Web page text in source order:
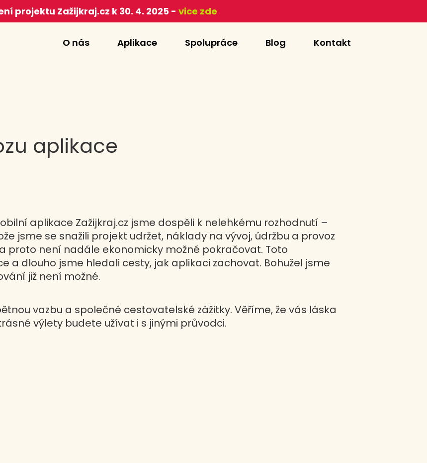
projektu Zažijkraj.cz k 30. 4. 2025 - vice zde
O nás Aplikace Spolupráce Blog Kontakt
aplikace
aplikace Zažijkraj.cz jsme dospěli k nelehkému rozhodnutí –
jsme se snažili projekt udržet, náklady na vývoj, údržbu a provoz
proto není nadále ekonomicky možné pokračovat. Toto
a dlouho jsme hledali cesty, jak aplikaci zachovat. Bohužel jsme
již není možné.
vazbu a společné cestovatelské zážitky. Věříme, že vás láska
výlety budete užívat i s jinými průvodci.